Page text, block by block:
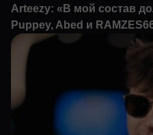
Arteezy: «В мой состав
Puppey, Abed и